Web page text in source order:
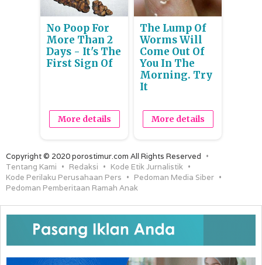
No Poop For
More Than 2
Days - It's The
First Sign Of
More details
The Lump Of
Worms Will
Come Out Of
You In The
Morning. Try
It
More details
Copyright © 2020 porostimur.com All Rights Reserved
Tentang Kami
Redaksi
Kode Etik Jurnalistik
Kode Perilaku Perusahaan Pers
Pedoman Media Siber
Pedoman Pemberitaan Ramah Anak